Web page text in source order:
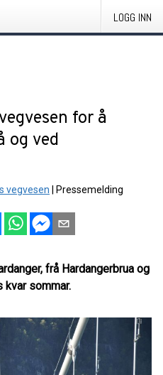
LOGG INN
for å
og ved
vegvesen Pressemelding
frå Hardangerbrua og
kvar sommar.